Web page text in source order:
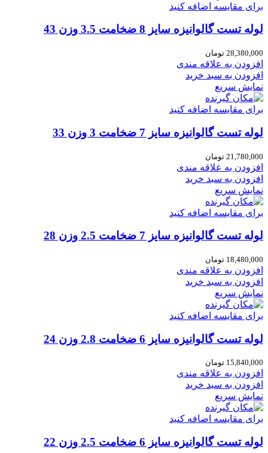
برای مقایسه اضافه کنید
لوله تست گالوانیزه سایز 8 ضخامت 3.5 وزن 43
28,380,000 تومان
افزودن به علاقه مندی
افزودن به سبد خرید
نمایش سریع
برای مقایسه اضافه کنید
لوله تست گالوانیزه سایز 7 ضخامت 3 وزن 33
21,780,000 تومان
افزودن به علاقه مندی
افزودن به سبد خرید
نمایش سریع
برای مقایسه اضافه کنید
لوله تست گالوانیزه سایز 7 ضخامت 2.5 وزن 28
18,480,000 تومان
افزودن به علاقه مندی
افزودن به سبد خرید
نمایش سریع
برای مقایسه اضافه کنید
لوله تست گالوانیزه سایز 6 ضخامت 2.8 وزن 24
15,840,000 تومان
افزودن به علاقه مندی
افزودن به سبد خرید
نمایش سریع
برای مقایسه اضافه کنید
لوله تست گالوانیزه سایز 6 ضخامت 2.5 وزن 22